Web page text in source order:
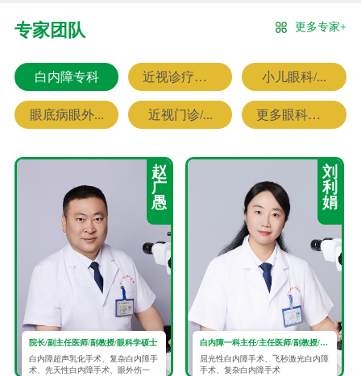
专家团队 更多专家+
白内障专科 近视诊疗专科 小儿眼科/...
眼底病眼外... 近视门诊/... 更多眼科专家
赵
广
愚
院长/副主任医师/副教授/眼科学硕士
白内障超声乳化手术、复杂白内障手
术、先天性白内障手术、眼外伤一
刘
利
娟
白内障一科主任/主任医师/副教授/眼科学硕士
屈光性白内障手术、飞秒激光白内障
手术、复杂白内障手术